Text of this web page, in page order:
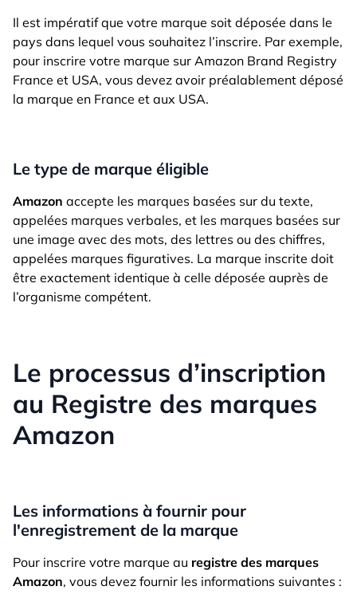
Il est impératif que votre marque soit déposée dans le
pays dans lequel vous souhaitez l’inscrire. Par exemple,
pour inscrire votre marque sur Amazon Brand Registry
France et USA, vous devez avoir préalablement déposé
la marque en France et aux USA.
Le type de marque éligible
Amazon accepte les marques basées sur du texte,
appelées marques verbales, et les marques basées sur
une image avec des mots, des lettres ou des chiffres,
appelées marques figuratives. La marque inscrite doit
être exactement identique à celle déposée auprès de
l’organisme compétent.
Le processus d’inscription
au Registre des marques
Amazon
Les informations à fournir pour
l'enregistrement de la marque
Pour inscrire votre marque au registre des marques
Amazon, vous devez fournir les informations suivantes :